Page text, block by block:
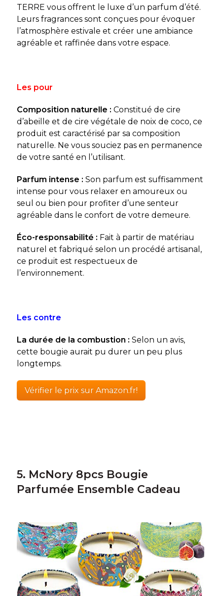
TERRE vous offrent le luxe d’un parfum d’été.
Leurs fragrances sont conçues pour évoquer
l’atmosphère estivale et créer une ambiance
agréable et raffinée dans votre espace.
Les pour
Composition naturelle : Constitué de cire
d’abeille et de cire végétale de noix de coco, ce
produit est caractérisé par sa composition
naturelle. Ne vous souciez pas en permanence
de votre santé en l’utilisant.
Parfum intense : Son parfum est suffisamment
intense pour vous relaxer en amoureux ou
seul ou bien pour profiter d’une senteur
agréable dans le confort de votre demeure.
Éco-responsabilité : Fait à partir de matériau
naturel et fabriqué selon un procédé artisanal,
ce produit est respectueux de
l’environnement.
Les contre
La durée de la combustion : Selon un avis,
cette bougie aurait pu durer un peu plus
longtemps.
Vérifier le prix sur Amazon.fr!
5. McNory 8pcs Bougie
Parfumée Ensemble Cadeau